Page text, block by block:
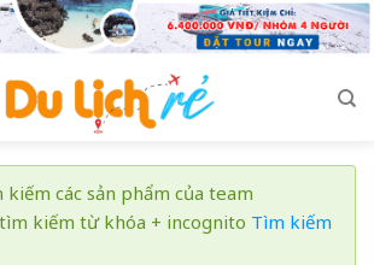
các sản phẩm của team
kiếm từ khóa + incognito Tìm kiếm